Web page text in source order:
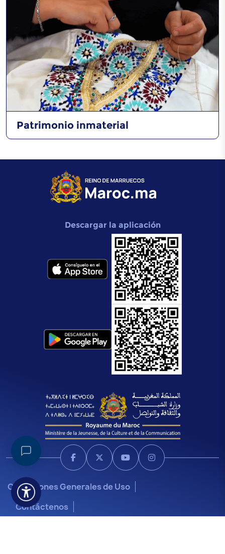
Patrimonio inmaterial
Descargar la aplicación
Condiciones Generales de Uso
Contáctenos